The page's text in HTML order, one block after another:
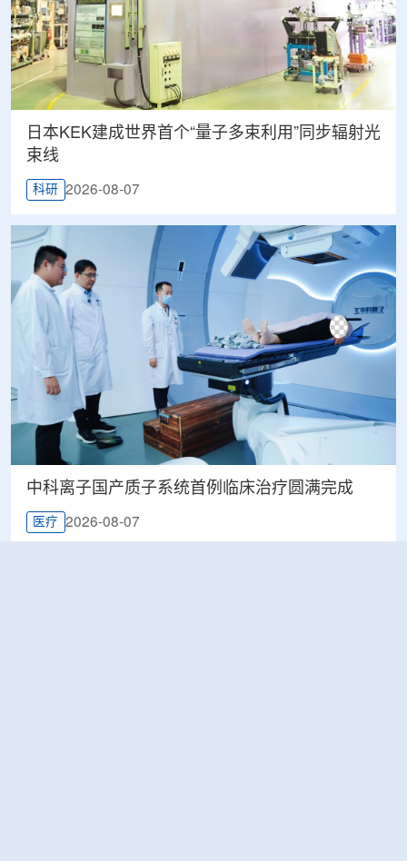
日本KEK建成世界首个“量子多束利用”同步辐射光
束线
科研 2026-08-07
中科离子国产质子系统首例临床治疗圆满完成
医疗 2026-08-07